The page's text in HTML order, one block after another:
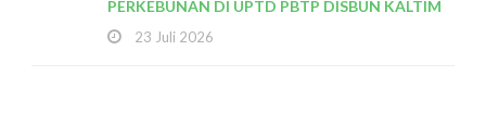
PERKEBUNAN DI UPTD PBTP DISBUN KALTIM
23 Juli 2026